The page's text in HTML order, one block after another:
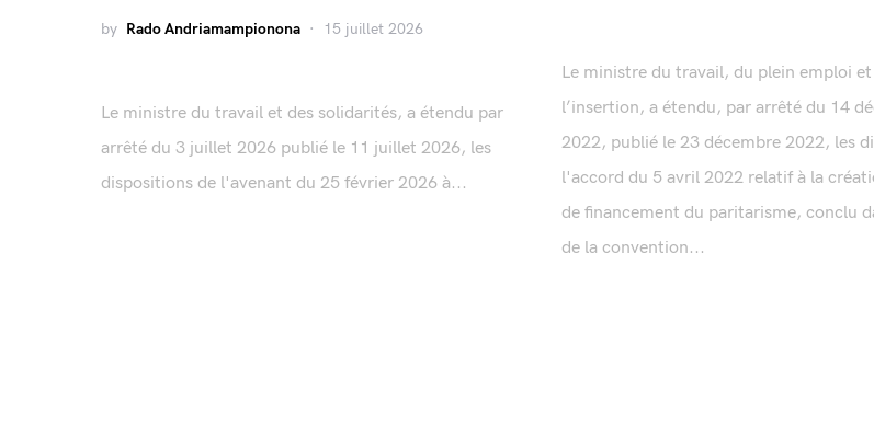
by Rado Andriamampionona 15 juillet 2026
Le ministre du travail et des solidarités, a étendu par
arrêté du 3 juillet 2026 publié le 11 juillet 2026, les
dispositions de l'avenant du 25 février 2026 à...
Le ministre du travail, du plein emploi
l’insertion, a étendu, par arrêté du 14
2022, publié le 23 décembre 2022, les
l'accord du 5 avril 2022 relatif à la
de financement du paritarisme, conclu
de la convention...